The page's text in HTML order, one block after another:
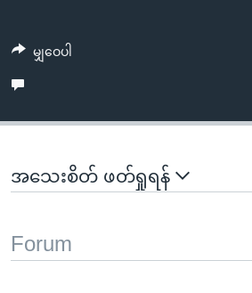
မျှဝေပါ
အသေးစိတ် ဖတ်ရှုရန်
Forum